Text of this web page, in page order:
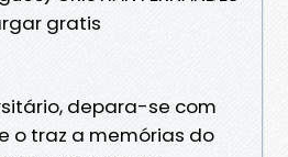
gratis
depara-se com
o traz a memórias do